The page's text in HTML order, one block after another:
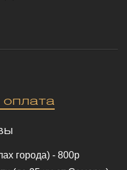
города) - 800р